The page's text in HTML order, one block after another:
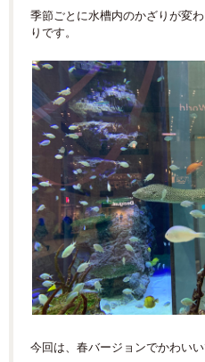
季節ごとに水槽内のかざりが変
りです。
今回は、春バージョンでかわい